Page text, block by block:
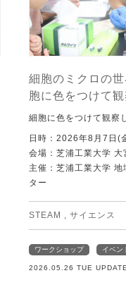
細胞のミクロの
胞に色をつけて
細胞に色をつけて観察
日時：2026年8月7日(
会場：芝浦工業大学 大
主催：芝浦工業大学
ター
STEAM , サイエンス
ワークショップ イベン
2026.05.26 TUE